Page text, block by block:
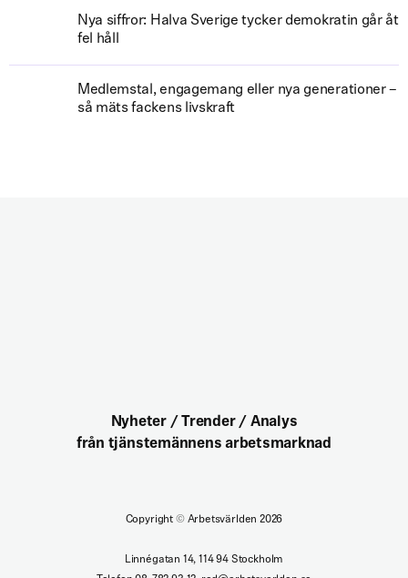
Nya siffror: Halva Sverige tycker demokratin går åt
fel håll
Medlemstal, engagemang eller nya generationer –
så mäts fackens livskraft
Nyheter / Trender / Analys
från tjänstemännens arbetsmarknad
Copyright ©Arbetsvärlden 2026
Linnégatan 14, 114 94 Stockholm